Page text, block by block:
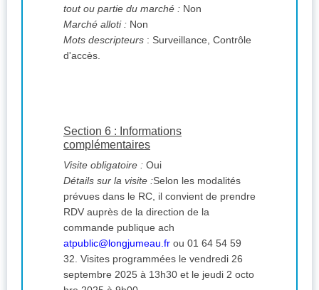
tout ou partie du marché : Non
Marché alloti : Non
Mots descripteurs : Surveillance, Contrôle
d'accès.
Section 6 : Informations
complémentaires
Visite obligatoire : Oui
Détails sur la visite :Selon les modalités
prévues dans le RC, il convient de prendre
RDV auprès de la direction de la
commande publique ach
atpublic@longjumeau.fr ou 01 64 54 59
32. Visites programmées le vendredi 26
septembre 2025 à 13h30 et le jeudi 2 octo